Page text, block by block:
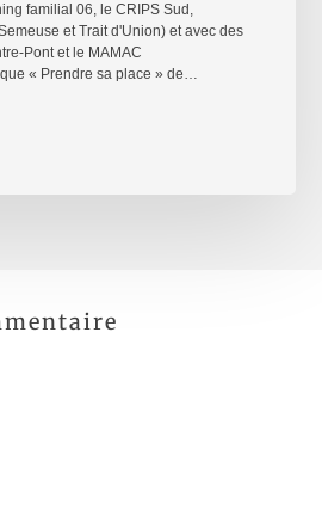
familial 06, le CRIPS Sud,
et Trait d'Union) et avec des
Pont et le MAMAC
« Prendre sa place » de…